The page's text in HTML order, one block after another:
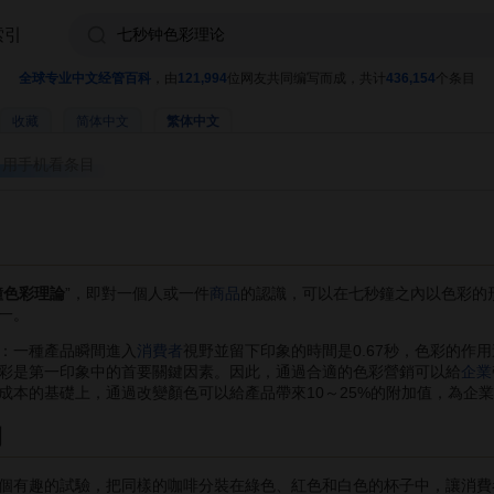
全球专业中文经管百科 121,994 位网友共同编写而成，共计 436,154 个条目
收藏 繁体中文
彩理論 ”，即對一個人或一件 商品的認識，可以在七秒鐘之內以色彩
種產品瞬間進入 消費者
視野並留下印象的時間是0.67秒，色彩的作
是第一印象中的首要關鍵因素。因此，通過合適的色彩營銷可以給
企業
本的基礎上，通過改變顏色可以給產品帶來10～25%的附加值，為企
有趣的試驗，把同樣的咖啡分裝在綠色、紅色和白色的杯子中，讓消